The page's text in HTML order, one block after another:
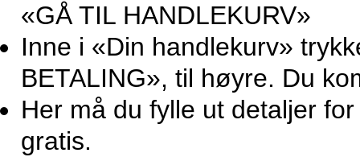
«GÅ TIL HANDLEKURV»
Inne i «Din handlekurv»
BETALING», til høyre. Du
Her må du fylle ut detaljer
gratis.